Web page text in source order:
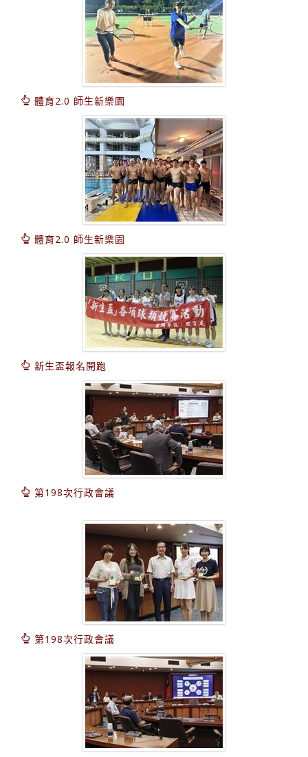
體育2.0 師生新樂園
體育2.0 師生新樂園
新生盃報名開跑
第198次行政會議
第198次行政會議